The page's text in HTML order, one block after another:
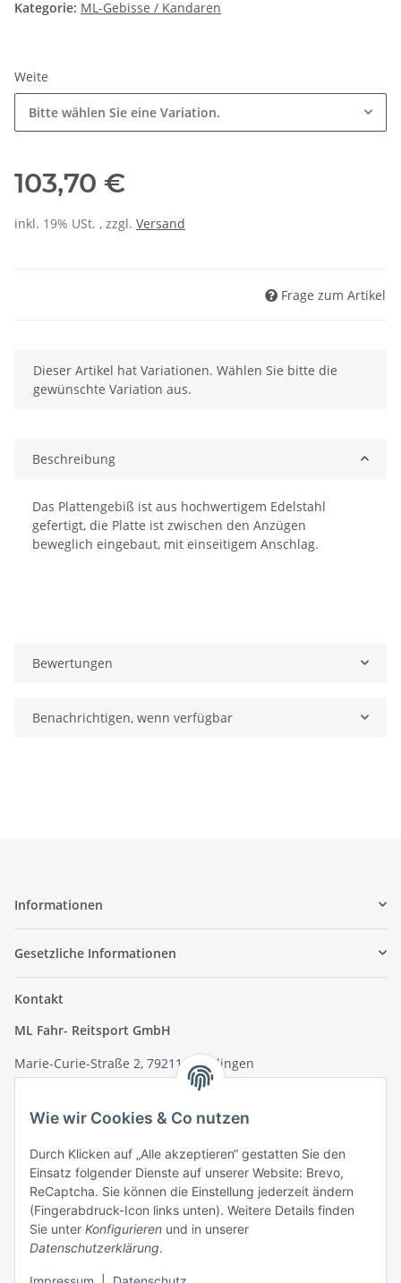
Wie wir Cookies & Co nutzen
Durch Klicken auf „Alle akzeptieren“ gestatten Sie den
Einsatz folgender Dienste auf unserer Website: Brevo,
ReCaptcha. Sie können die Einstellung jederzeit ändern
(Fingerabdruck-Icon links unten). Weitere Details finden
Sie unter Konfigurieren und in unserer
Datenschutzerklärung.
Kategorie: ML-Gebisse / Kandaren
Weite
Bitte wählen Sie eine Variation.
103,70 €
inkl. 19% USt. , zzgl. Versand
Frage zum Artikel
x
Dieser Artikel hat Variationen. Wählen Sie bitte die
gewünschte Variation aus.
Beschreibung
Das Plattengebiß ist aus hochwertigem Edelstahl
gefertigt, die Platte ist zwischen den Anzügen
beweglich eingebaut, mit einseitigem Anschlag.
Bewertungen
Benachrichtigen, wenn verfügbar
Informationen
Gesetzliche Informationen
Kontakt
ML Fahr- Reitsport GmbH
Marie-Curie-Straße 2, 79211 Denzlingen
Tel.: 07666/9378060 (Mo-Fr 9-16 Uhr)
info@fahr-reitsport.de
Nach Terminvereinbarung können Sie gerne bei uns im Lager
vorbeikommen
Zahlungsarten